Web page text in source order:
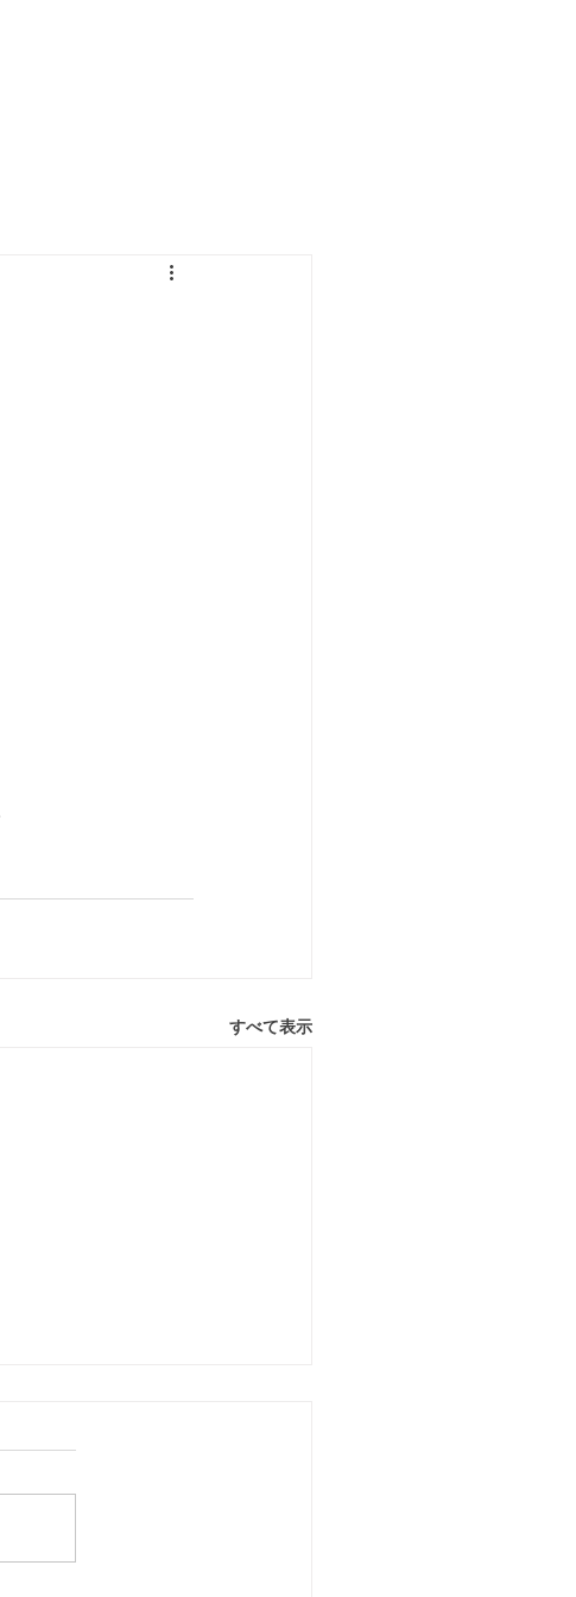
すべて表示